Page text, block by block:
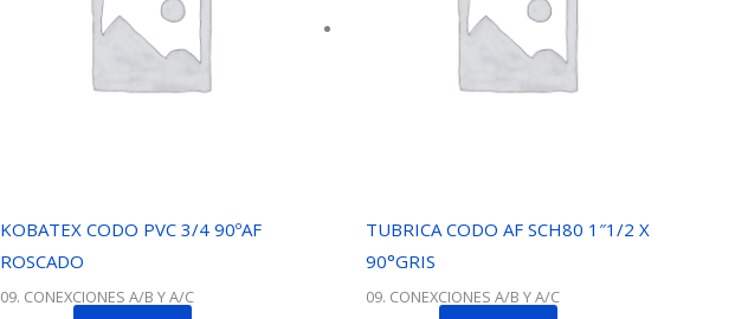
KOBATEX CODO PVC 3/4 90ºAF
ROSCADO
09. CONEXCIONES A/B Y A/C
TUBRICA CODO AF SCH80 1″1/2 X
90°GRIS
09. CONEXCIONES A/B Y A/C